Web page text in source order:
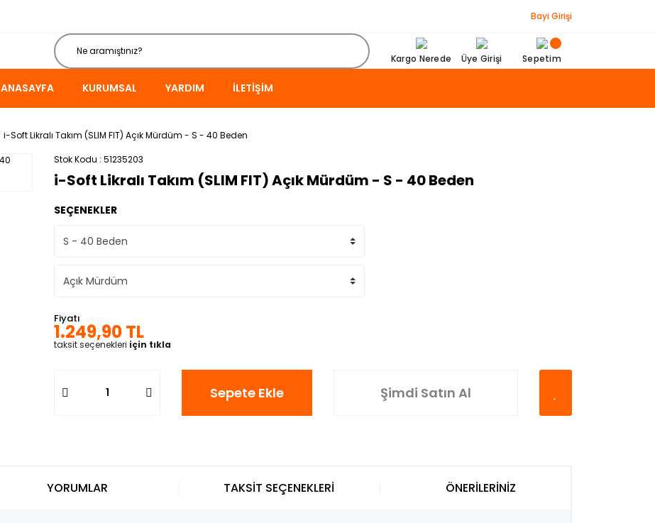
Bayi Girişi
Kargo Nerede Üye Girişi Sepetim
ANASAYFA KURUMSAL YARDIM İLETIŞIM
i-Soft Likralı Takım (SLIM FIT) Açık Mürdüm - S - 40 Beden
Stok Kodu 51235203
i-Soft Likralı Takım (SLIM FIT) Açık Mürdüm - S - 40 Beden
SEÇENEKLER
Fiyatı
1.249,90 TL
taksit seçenekleri için tıkla
Sepete Ekle Şimdi Satın Al
YORUMLAR TAKSİT SEÇENEKLERİ ÖNERİLERİNİZ